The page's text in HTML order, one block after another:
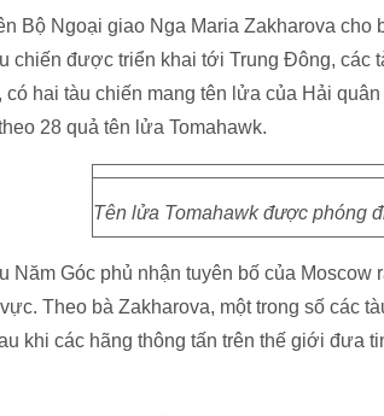
Bộ Ngoại giao Nga Maria Zakharova
chiến được triển khai tới Trung Đông, các
có hai tàu chiến mang tên lửa của Hải
28 quả tên lửa Tomahawk.
Tên lửa Tomahawk được phóng
Năm Góc phủ nhận tuyên bố của
Theo bà Zakharova, một trong số các
khi các hãng thông tấn trên thế giới đưa